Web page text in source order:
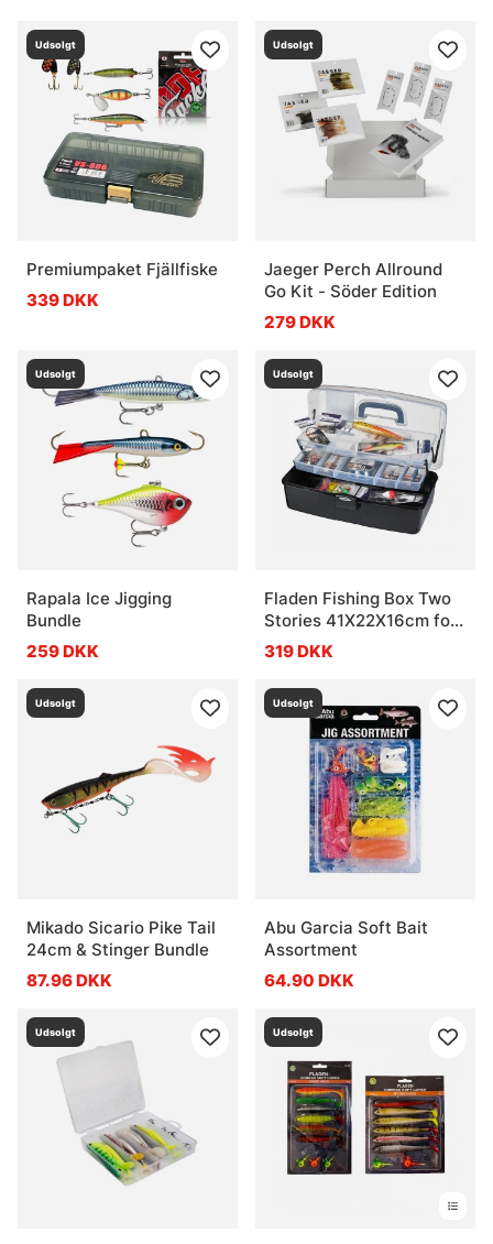
Udsolgt
Premiumpaket Fjällfiske
339 DKK
Udsolgt
Jaeger Perch Allround
Go Kit - Söder Edition
279 DKK
Udsolgt
Rapala Ice Jigging
Bundle
259 DKK
Udsolgt
Fladen Fishing Box Two
Stories 41X22X16cm for
Lake & Lighter
Coastfishing
319 DKK
Udsolgt
Mikado Sicario Pike Tail
24cm & Stinger Bundle
87.96 DKK
Udsolgt
Abu Garcia Soft Bait
Assortment
64.90 DKK
Udsolgt Udsolgt